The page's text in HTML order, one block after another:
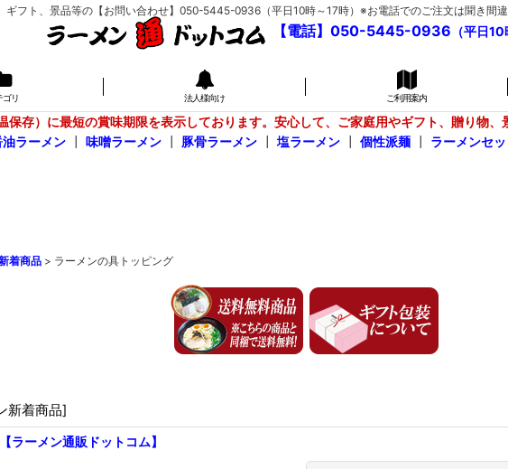
ギフト、景品等の【お問い合わせ】050-5445-0936（平日10時～17時）※お電話でのご注文は聞き間
【電話】050-5445-0936 （平日
ゴリ 法人様向け ご利用案内
保存）に最短の賞味期限を表示しております。安心して、ご家庭用やギフト、贈り物
油ラーメン 味噌ラーメン 豚骨ラーメン 塩ラーメン 個性派麺 ラーメンセ
着商品 > ラーメンの具トッピング
新着商品]
ラーメン通販ドットコム】